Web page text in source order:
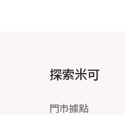
探索米可
門市據點